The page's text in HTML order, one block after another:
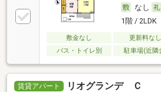
なし
1階 / 2LDK
敷金なし 更新料なし
バス・トイレ別
駐車場(近隣
賃貸アパート リオグランデ Ｃ